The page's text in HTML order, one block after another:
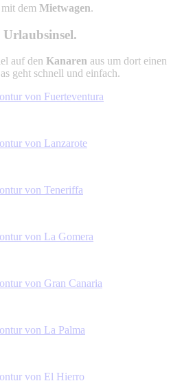
dem Mietwagen.
auf den Kanaren aus um dort einen
geht schnell und einfach.